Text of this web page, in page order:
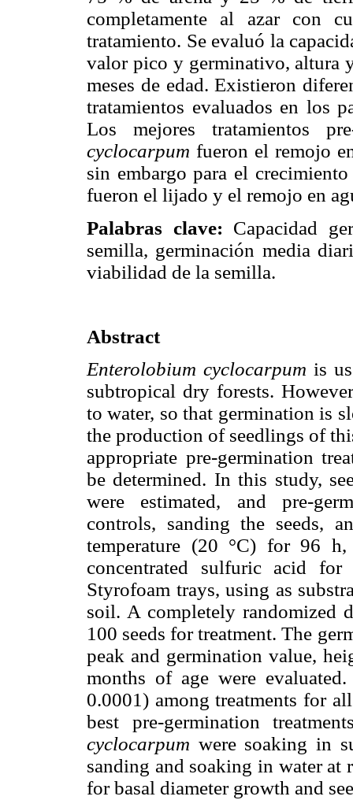
completamente al azar con
tratamiento. Se evaluó la
valor pico y germinativo, altura
meses de edad. Existieron
tratamientos evaluados en los
Los mejores tratamientos
cyclocarpum fueron el remojo
sin embargo para el
fueron el lijado y el remojo en
Palabras clave: Capacidad
semilla, germinación media
viabilidad de la semilla.
Abstract
Enterolobium cyclocarpum is
subtropical dry forests.
to water, so that germination is
the production of seedlings of
appropriate pre-germination
be determined. In this study,
were estimated, and pre-
controls, sanding the seeds,
temperature (20 °C) for 96
concentrated sulfuric acid
Styrofoam trays, using as
soil. A completely randomized
100 seeds for treatment. The
peak and germination value,
months of age were
0.0001) among treatments for
best pre-germination
cyclocarpum were soaking in
sanding and soaking in water at
for basal diameter growth and